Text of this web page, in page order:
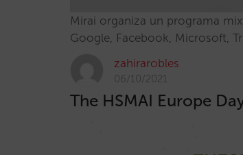
Mirai organiza un programa
Google, Facebook, Microsoft,
zahirarobles
06/10/2021
The HSMAI Europe